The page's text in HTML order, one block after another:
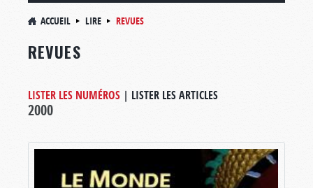
ACCUEIL LIRE REVUES
REVUES
LISTER LES NUMÉROS | LISTER LES ARTICLES
2000